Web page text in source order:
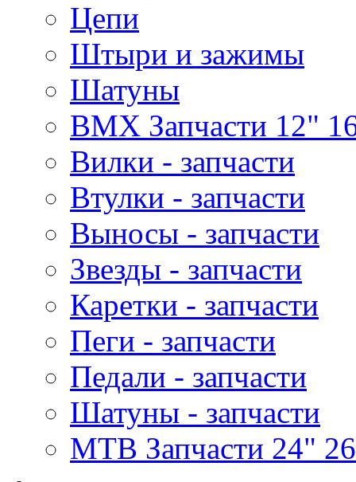
Цепи
Штыри и зажимы
Шатуны
BMX Запчасти 12"
Вилки - запчасти
Втулки - запчасти
Выносы - запчасти
Звезды - запчасти
Каретки - запчасти
Пеги - запчасти
Педали - запчасти
Шатуны - запчасти
MTB Запчасти 24"